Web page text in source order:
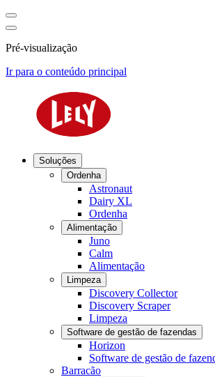
Pré-visualização
Ir para o conteúdo principal
Soluções
Ordenha
Astronaut
Dairy XL
Ordenha
Alimentação
Juno
Calm
Alimentação
Limpeza
Discovery Collector
Discovery Scraper
Limpeza
Software de gestão de fazendas
Horizon
Software de gestão de
Barracão